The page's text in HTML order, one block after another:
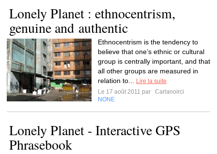
Lonely Planet : ethnocentrism,
genuine and authentic
Ethnocentrism is the tendency to
believe that one’s ethnic or cultural
group is centrally important, and that
all other groups are measured in
relation to...
Lire la suite
Le 17 août 2011 par
Carlanoirci
NONE
Lonely Planet - Interactive GPS
Phrasebook